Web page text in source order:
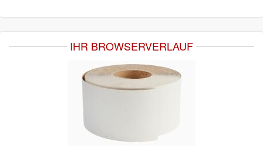
IHR BROWSERVERLAUF